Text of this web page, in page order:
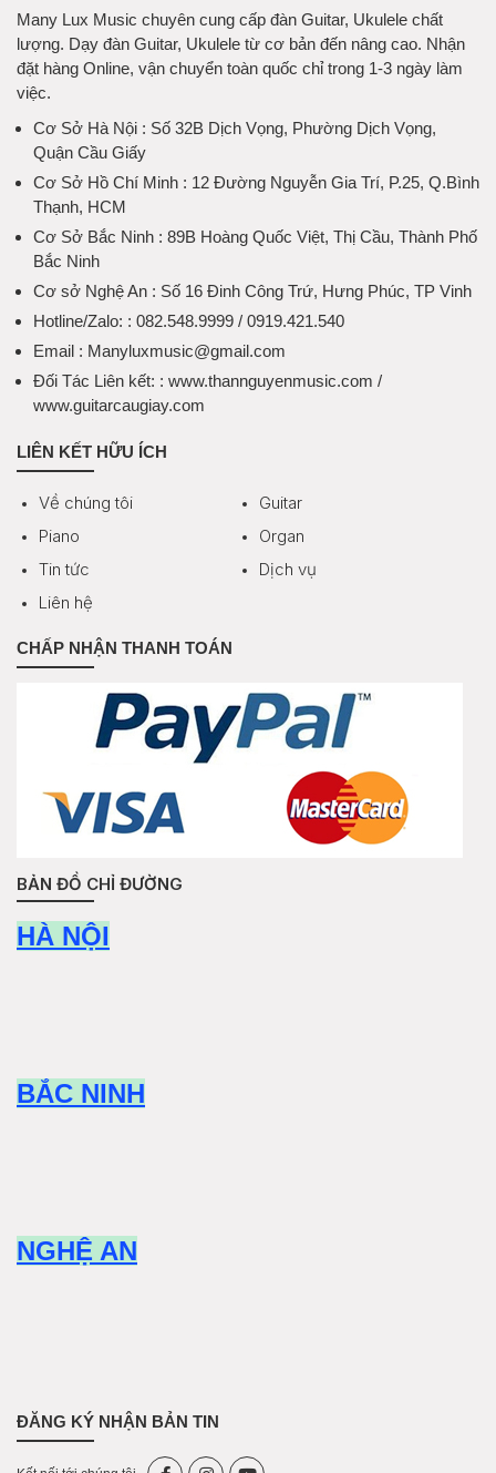
Many Lux Music chuyên cung cấp đàn Guitar, Ukulele chất
lượng. Dạy đàn Guitar, Ukulele từ cơ bản đến nâng cao. Nhận
đặt hàng Online, vận chuyển toàn quốc chỉ trong 1-3 ngày làm
việc.
Cơ Sở Hà Nội : Số 32B Dịch Vọng, Phường Dịch Vọng,
Quận Cầu Giấy
Cơ Sở Hồ Chí Minh : 12 Đường Nguyễn Gia Trí, P.25, Q.Bình
Thạnh, HCM
Cơ Sở Bắc Ninh : 89B Hoàng Quốc Việt, Thị Cầu, Thành Phố
Bắc Ninh
Cơ sở Nghệ An : Số 16 Đinh Công Trứ, Hưng Phúc, TP Vinh
Hotline/Zalo: : 082.548.9999 / 0919.421.540
Email : Manyluxmusic@gmail.com
Đối Tác Liên kết: : www.thannguyenmusic.com /
www.guitarcaugiay.com
LIÊN KẾT HỮU ÍCH
Về chúng tôi
Guitar
Piano
Organ
Tin tức
Dịch vụ
Liên hệ
CHẤP NHẬN THANH TOÁN
BẢN ĐỒ CHỈ ĐƯỜNG
HÀ NỘI
BẮC NINH
NGHỆ AN
ĐĂNG KÝ NHẬN BẢN TIN